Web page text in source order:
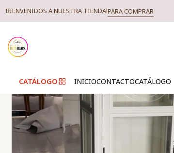
CATÁLOGO INICIOCONTACTOCATÁLOGO
BIENVENIDOS A NUESTRA TIENDA!PARA COMPRAR